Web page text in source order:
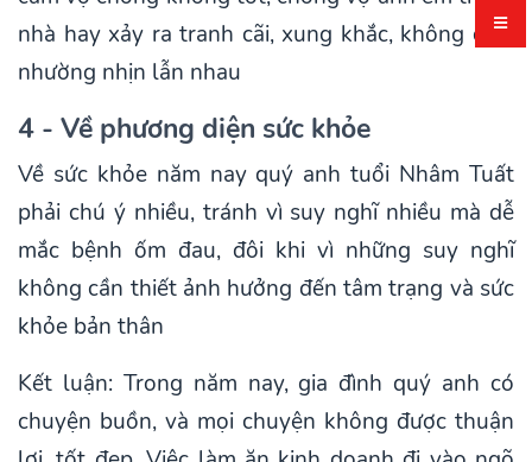
nhà hay xảy ra tranh cãi, xung khắc, không chịu
nhường nhịn lẫn nhau
4 - Về phương diện sức khỏe
Về sức khỏe năm nay quý anh tuổi Nhâm Tuất
phải chú ý nhiều, tránh vì suy nghĩ nhiều mà dễ
mắc bệnh ốm đau, đôi khi vì những suy nghĩ
không cần thiết ảnh hưởng đến tâm trạng và sức
khỏe bản thân
Kết luận: Trong năm nay, gia đình quý anh có
chuyện buồn, và mọi chuyện không được thuận